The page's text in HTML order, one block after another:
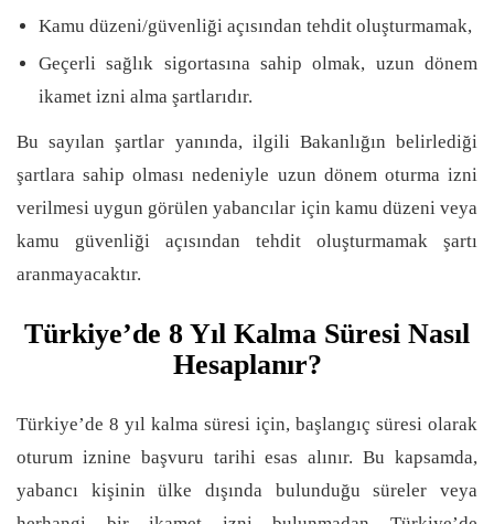
Kamu düzeni/güvenliği açısından tehdit oluşturmamak,
Geçerli sağlık sigortasına sahip olmak, uzun dönem
ikamet izni alma şartlarıdır.
Bu sayılan şartlar yanında, ilgili Bakanlığın belirlediği
şartlara sahip olması nedeniyle uzun dönem oturma izni
verilmesi uygun görülen yabancılar için kamu düzeni veya
kamu güvenliği açısından tehdit oluşturmamak şartı
aranmayacaktır.
Türkiye’de 8 Yıl Kalma Süresi Nasıl
Hesaplanır?
Türkiye’de 8 yıl kalma süresi için, başlangıç süresi olarak
oturum iznine başvuru tarihi esas alınır. Bu kapsamda,
yabancı kişinin ülke dışında bulunduğu süreler veya